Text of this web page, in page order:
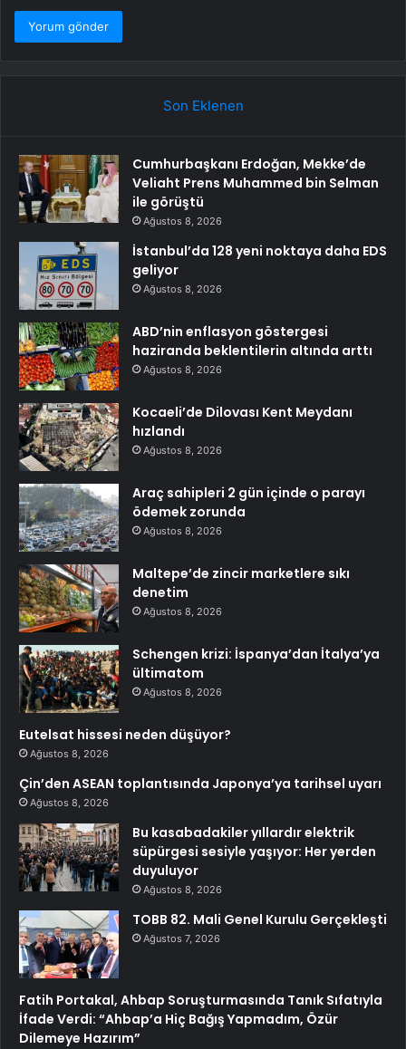
Son Eklenen
Cumhurbaşkanı Erdoğan, Mekke’de
Veliaht Prens Muhammed bin Selman
ile görüştü
Ağustos 8, 2026
İstanbul’da 128 yeni noktaya daha EDS
geliyor
Ağustos 8, 2026
ABD’nin enflasyon göstergesi
haziranda beklentilerin altında arttı
Ağustos 8, 2026
Kocaeli’de Dilovası Kent Meydanı
hızlandı
Ağustos 8, 2026
Araç sahipleri 2 gün içinde o parayı
ödemek zorunda
Ağustos 8, 2026
Maltepe’de zincir marketlere sıkı
denetim
Ağustos 8, 2026
Schengen krizi: İspanya’dan İtalya’ya
ültimatom
Ağustos 8, 2026
Eutelsat hissesi neden düşüyor?
Ağustos 8, 2026
Çin’den ASEAN toplantısında Japonya’ya tarihsel uyarı
Ağustos 8, 2026
Bu kasabadakiler yıllardır elektrik
süpürgesi sesiyle yaşıyor: Her yerden
duyuluyor
Ağustos 8, 2026
TOBB 82. Mali Genel Kurulu Gerçekleşti
Ağustos 7, 2026
Fatih Portakal, Ahbap Soruşturmasında Tanık Sıfatıyla
İfade Verdi: “Ahbap’a Hiç Bağış Yapmadım, Özür
Dilemeye Hazırım”